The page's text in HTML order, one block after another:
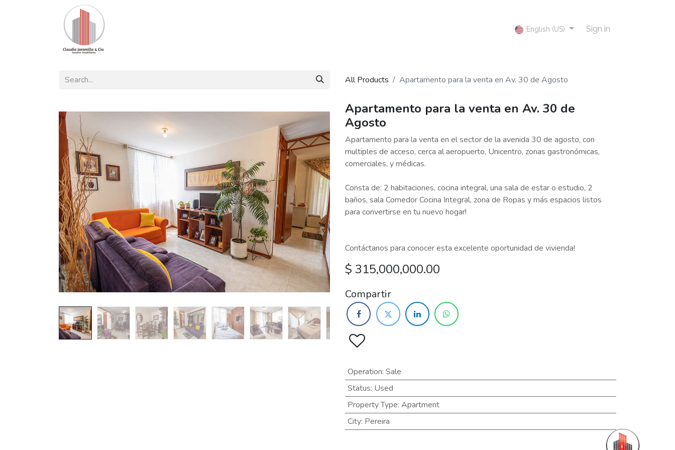
English (US) Sign in
All Products Apartamento para la venta en Av. 30 de Agosto
Apartamento para la venta en Av. 30 de
Agosto
Apartamento para la venta en el sector de la avenida 30 de agosto, con
multiples de acceso, cerca al aeropuerto, Unicentro, zonas gastronómicas,
comerciales, y médicas.
Consta de: 2 habitaciones, cocina integral, una sala de estar o estudio, 2
baños, sala Comedor Cocina Integral, zona de Ropas y más espacios listos
para convertirse en tu nuevo hogar!
Contáctanos para conocer esta excelente oportunidad de vivienda!
$ 315,000,000.00
Compartir
Operation: Sale
Status: Used
Property Type: Apartment
City: Pereira